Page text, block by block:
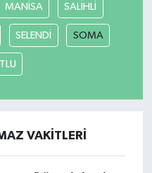
MANİSA SALİHLİ
SELENDİ SOMA
VAKITLERI